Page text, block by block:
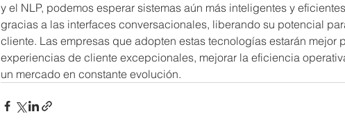
y el NLP, podemos esperar sistemas aún más inteligentes y
gracias a las interfaces conversacionales, liberando su potencial
cliente. Las empresas que adopten estas tecnologías estarán mejor
experiencias de cliente excepcionales, mejorar la eficiencia
un mercado en constante evolución.